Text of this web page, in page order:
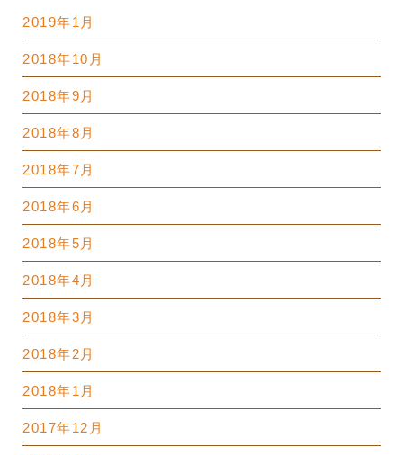
2019年1月
2018年10月
2018年9月
2018年8月
2018年7月
2018年6月
2018年5月
2018年4月
2018年3月
2018年2月
2018年1月
2017年12月